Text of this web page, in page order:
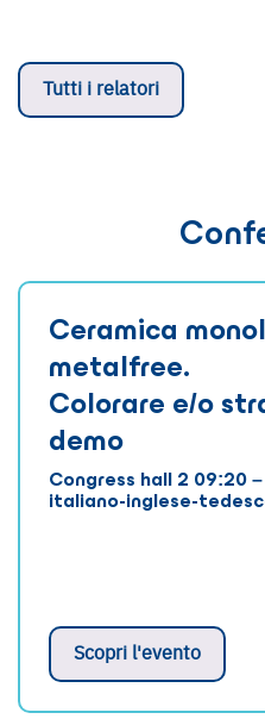
Tutti i relatori
Ceramica
metalfree.
Colorare e/o
demo
Congress hall 2 09:20
italiano-inglese-
Scopri l'evento